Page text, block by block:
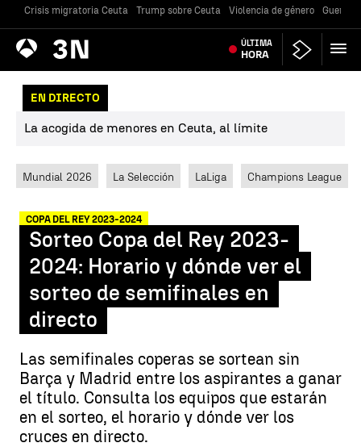
Crisis migratoria Ceuta Trump sobre Ceuta Violencia de género Guerra
Antena
3 Noticias ÚLTIMA
HORA
EN DIRECTO
La acogida de menores en Ceuta, al límite
Mundial 2026 La Selección LaLiga Champions League
COPA DEL REY 2023-2024
Sorteo Copa del Rey 2023-
2024: Horario y dónde ver el
sorteo de semifinales en
directo
Las semifinales coperas se sortean sin
Barça y Madrid entre los aspirantes a ganar
el título. Consulta los equipos que estarán
en el sorteo, el horario y dónde ver los
cruces en directo.